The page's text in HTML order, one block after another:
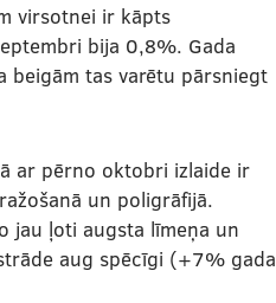
virsotnei ir kāpts
bija 0,8%. Gada
beigām tas varētu pārsniegt
ar pērno oktobri izlaide ir
un poligrāfijā.
jau ļoti augsta līmeņa un
aug spēcīgi (+7% gada